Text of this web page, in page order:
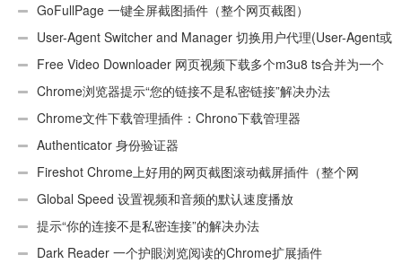
GoFullPage 一键全屏截图插件（整个网页截图）
User-Agent Switcher and Manager 切换用户代理(User-Agent或
UA)Free Video Downloader 网页视频下载多个m3u8 ts合并为一个
ts文件Chrome浏览器提示“您的链接不是私密链接”解决办法
Chrome文件下载管理插件：Chrono下载管理器
Authenticator 身份验证器
Fireshot Chrome上好用的网页截图滚动截屏插件（整个网
页）Global Speed 设置视频和音频的默认速度播放
提示“你的连接不是私密连接”的解决办法
Dark Reader 一个护眼浏览阅读的Chrome扩展插件